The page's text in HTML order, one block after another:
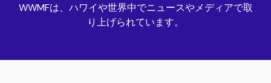
WWMFは、ハワイや世界中でニュースやメディアで取
り上げられています。